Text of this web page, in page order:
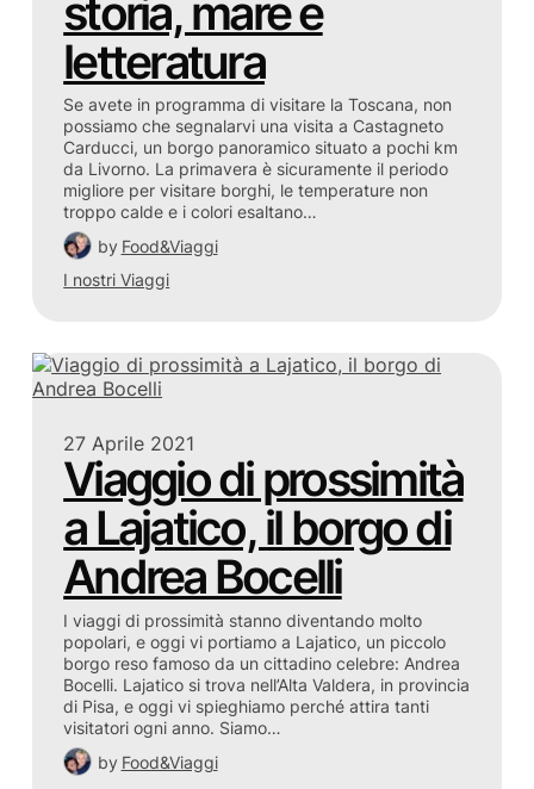
storia, mare e
letteratura
Se avete in programma di visitare la Toscana, non
possiamo che segnalarvi una visita a Castagneto
Carducci, un borgo panoramico situato a pochi km
da Livorno. La primavera è sicuramente il periodo
migliore per visitare borghi, le temperature non
troppo calde e i colori esaltano…
by Food&Viaggi
I nostri Viaggi
27 Aprile 2021
Viaggio di prossimità
a Lajatico, il borgo di
Andrea Bocelli
I viaggi di prossimità stanno diventando molto
popolari, e oggi vi portiamo a Lajatico, un piccolo
borgo reso famoso da un cittadino celebre: Andrea
Bocelli. Lajatico si trova nell’Alta Valdera, in provincia
di Pisa, e oggi vi spieghiamo perché attira tanti
visitatori ogni anno. Siamo…
by Food&Viaggi